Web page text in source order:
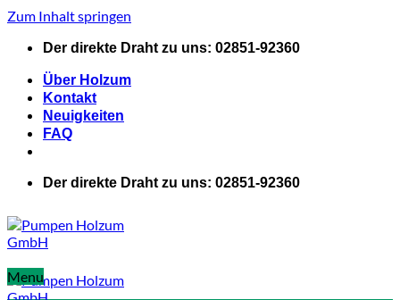
Zum Inhalt springen
Der direkte Draht zu uns: 02851-92360
Über Holzum
Kontakt
Neuigkeiten
FAQ
Der direkte Draht zu uns: 02851-92360
Menu